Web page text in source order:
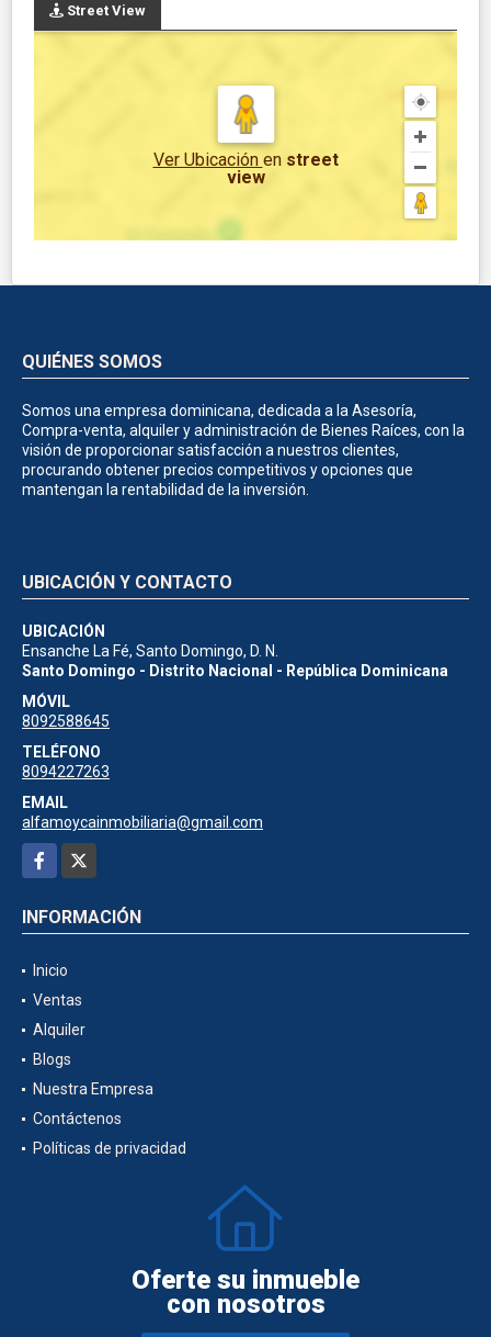
Street View
Ver Ubicación en street
view
QUIÉNES SOMOS
Somos una empresa dominicana, dedicada a la Asesoría,
Compra-venta, alquiler y administración de Bienes Raíces, con la
visión de proporcionar satisfacción a nuestros clientes,
procurando obtener precios competitivos y opciones que
mantengan la rentabilidad de la inversión.
UBICACIÓN Y CONTACTO
UBICACIÓN
Ensanche La Fé, Santo Domingo, D. N.
Santo Domingo - Distrito Nacional - República Dominicana
MÓVIL
8092588645
TELÉFONO
8094227263
EMAIL
alfamoycainmobiliaria@gmail.com
Facebook
INFORMACIÓN
Inicio
Ventas
Alquiler
Blogs
Nuestra Empresa
Contáctenos
Políticas de privacidad
Oferte su inmueble
con nosotros